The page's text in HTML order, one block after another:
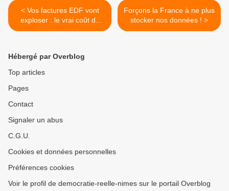
< Vos factures EDF vont
exploser : le vrai coût du
nucléaire
Forçons la France à ne plus
stocker nos données ! >
Hébergé par Overblog
Top articles
Pages
Contact
Signaler un abus
C.G.U.
Cookies et données personnelles
Préférences cookies
Voir le profil de democratie-reelle-nimes sur le portail Overblog